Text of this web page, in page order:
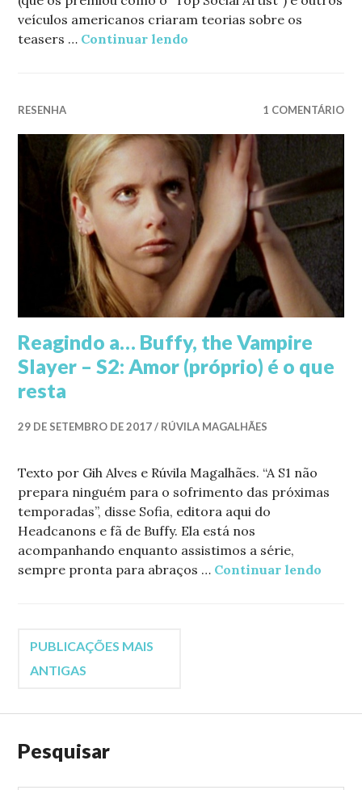
veículos americanos criaram teorias sobre os
teasers … Continuar lendo
RESENHA 1 COMENTÁRIO
Reagindo a… Buffy, the Vampire
Slayer – S2: Amor (próprio) é o que
resta
29 DE SETEMBRO DE 2017 RÚVILA MAGALHÃES
Texto por Gih Alves e Rúvila Magalhães. “A S1 não
prepara ninguém para o sofrimento das próximas
temporadas”, disse Sofia, editora aqui do
Headcanons e fã de Buffy. Ela está nos
acompanhando enquanto assistimos a série,
sempre pronta para abraços … Continuar lendo
Navegação
posts
PUBLICAÇÕES MAIS
ANTIGAS
Pesquisar